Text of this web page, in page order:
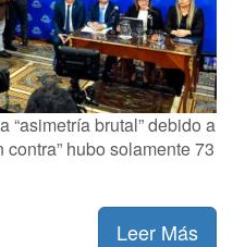
“asimetría brutal” debido a
hubo solamente 73
Leer Más